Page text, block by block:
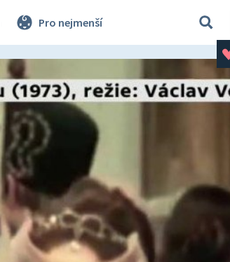
Pro nejmenší